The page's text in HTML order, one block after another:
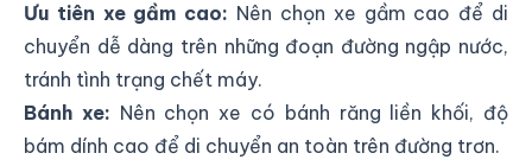
Ưu tiên xe gầm cao: Nên chọn xe gầm cao để di
chuyển dễ dàng trên những đoạn đường ngập nước,
tránh tình trạng chết máy.
Bánh xe: Nên chọn xe có bánh răng liền khối, độ
bám dính cao để di chuyển an toàn trên đường trơn.